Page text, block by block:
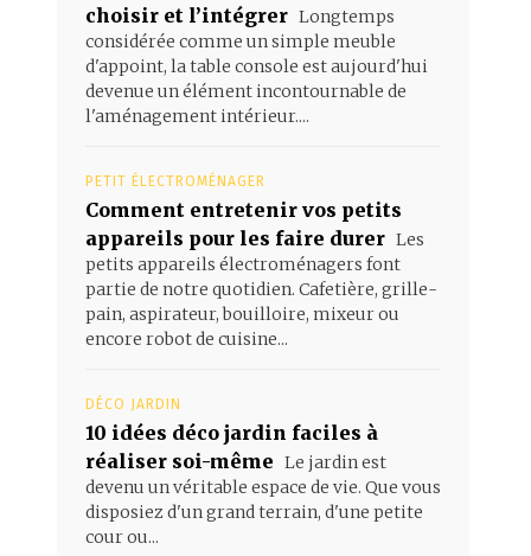
choisir et l’intégrer Longtemps
considérée comme un simple meuble
d'appoint, la table console est aujourd'hui
devenue un élément incontournable de
l'aménagement intérieur....
PETIT ÉLECTROMÉNAGER
Comment entretenir vos petits
appareils pour les faire durer Les
petits appareils électroménagers font
partie de notre quotidien. Cafetière, grille-
pain, aspirateur, bouilloire, mixeur ou
encore robot de cuisine...
DÉCO JARDIN
10 idées déco jardin faciles à
réaliser soi-même Le jardin est
devenu un véritable espace de vie. Que vous
disposiez d'un grand terrain, d'une petite
cour ou...